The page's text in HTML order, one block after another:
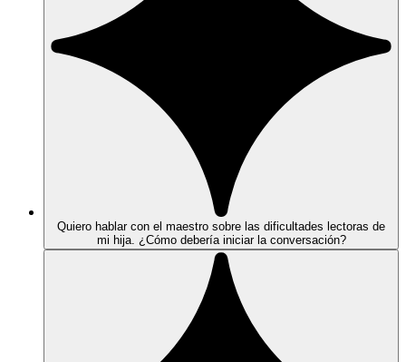
Quiero hablar con el maestro sobre las dificultades lectoras de
mi hija. ¿Cómo debería iniciar la conversación?